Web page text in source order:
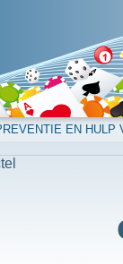
EN HULP